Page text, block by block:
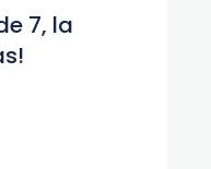
7, la